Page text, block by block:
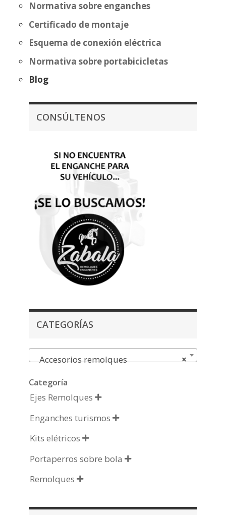
Normativa sobre enganches
Certificado de montaje
Esquema de conexión eléctrica
Normativa sobre portabicicletas
Blog
CONSÚLTENOS
CATEGORÍAS
×
Accesorios remolques
Categoría
Ejes Remolques 
Enganches turismos 
Kits elétricos 
Portaperros sobre bola 
Remolques 